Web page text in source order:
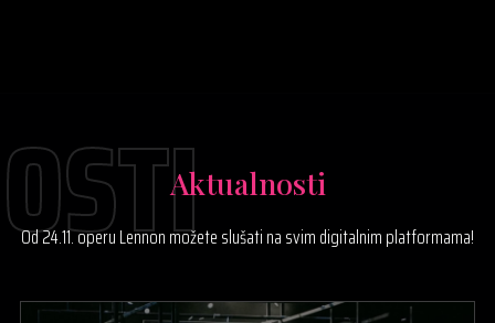
Aktualnosti
Od 24.11. operu Lennon možete slušati na svim digitalnim platformama!